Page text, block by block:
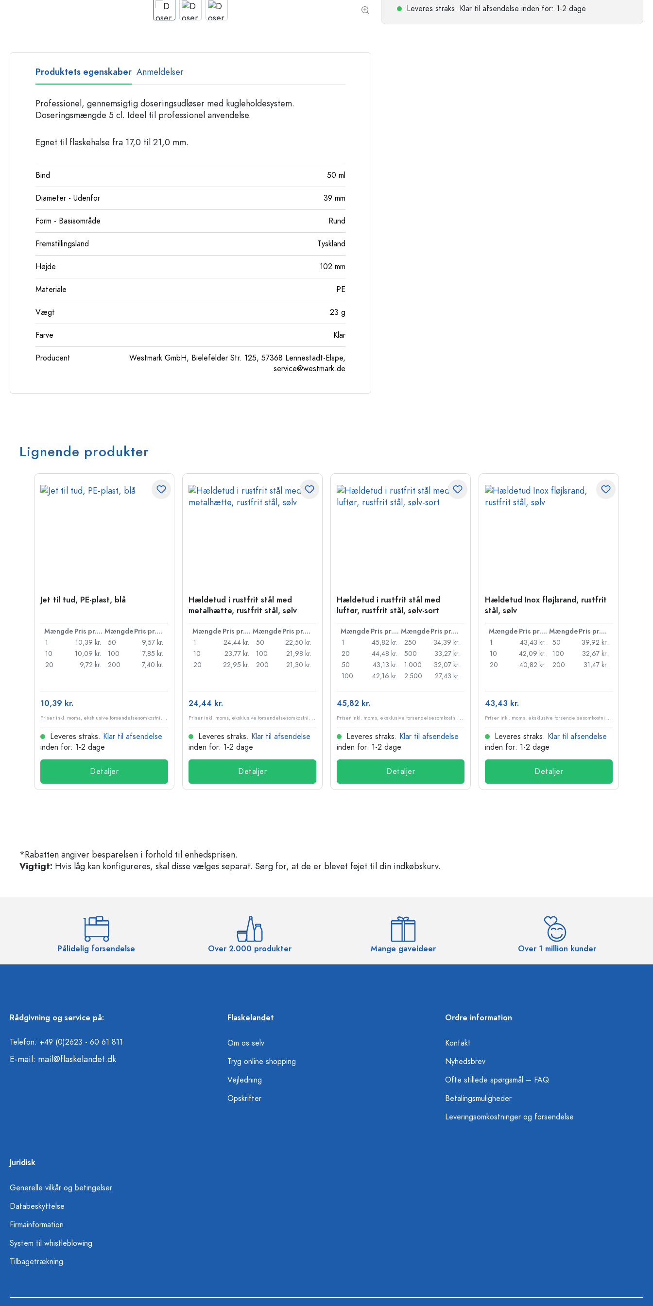
Glasflasker
Plastflasker
Leveres straks. Klar til afsendelse inden for: 1-2 dage
Produktets egenskaber Anmeldelser
Professionel, gennemsigtig doseringsudløser med kugleholdesystem.
Doseringsmængde 5 cl. Ideel til professionel anvendelse.
Egnet til flaskehalse fra 17,0 til 21,0 mm.
Bind 50 ml
Diameter - Udenfor 39 mm
Form - Basisområde Rund
Fremstillingsland Tyskland
Højde 102 mm
Materiale PE
Vægt 23 g
Farve Klar
Producent
Westmark GmbH, Bielefelder Str. 125, 57368 Lennestadt-Elspe,
service@westmark.de
Lignende produkter
Jet til tud, PE-plast, blå
Mængde Pris pr. stk. Mængde
Pris pr. stk.
1
10,39 kr.
10
10,09 kr.
20
9,72 kr.
50
9,57 kr.
100
7,85 kr.
200
7,40 kr.
10,39 kr.
P
riser inkl. moms, eksklusive forsendelsesomkostninger
Leveres straks. Klar til afsendelse
inden for: 1-2 dage
Detaljer
Hældetud i rustfrit stål med
metalhætte, rustfrit stål, sølv
Mængde Pris pr. stk. Mængde
Pris pr. stk.
1
24,44 kr.
10
23,77 kr.
20
22,95 kr.
50
22,50 kr.
100
21,98 kr.
200
21,30 kr.
24,44 kr.
P
riser inkl. moms, eksklusive forsendelsesomkostninger
Leveres straks. Klar til afsendelse
inden for: 1-2 dage
Detaljer
Hældetud i rustfrit stål med
luftør, rustfrit stål, sølv-sort
Mængde Pris pr. stk. Mængde
Pris pr. stk.
1
45,82 kr.
20
44,48 kr.
50
43,13 kr.
100
42,16 kr.
250
34,39 kr.
500
33,27 kr.
1.000
32,07 kr.
2.500
27,43 kr.
45,82 kr.
P
riser inkl. moms, eksklusive forsendelsesomkostninger
Leveres straks. Klar til afsendelse
inden for: 1-2 dage
Detaljer
Hældetud Inox fløjlsrand, rustfrit
stål, sølv
Mængde Pris pr. stk. Mængde
Pris pr. stk.
1
43,43 kr.
10
42,09 kr.
20
40,82 kr.
50
39,92 kr.
100
32,67 kr.
200
31,47 kr.
43,43 kr.
P
riser inkl. moms, eksklusive forsendelsesomkostninger
Leveres straks. Klar til afsendelse
inden for: 1-2 dage
Detaljer
*Rabatten angiver besparelsen i forhold til enhedsprisen.
Vigtigt: Hvis låg kan konfigureres, skal disse vælges separat. Sørg for, at de er blevet føjet til din indkøbskurv.
Pålidelig forsendelse Over 2.000 produkter Mange gaveideer Over 1 million kunder
Rådgivning og service på:
Telefon: +49 (0)2623 - 60 61 811
E-mail: mail@flaskelandet.dk
Flaskelandet
Om os selv
Tryg online shopping
Vejledning
Opskrifter
Ordre information
Kontakt
Nyhedsbrev
Ofte stillede spørgsmål – FAQ
Betalingsmuligheder
Leveringsomkostninger og forsendelse
Juridisk
Generelle vilkår og betingelser
Databeskyttelse
Firmainformation
System til whistleblowing
Tilbagetrækning